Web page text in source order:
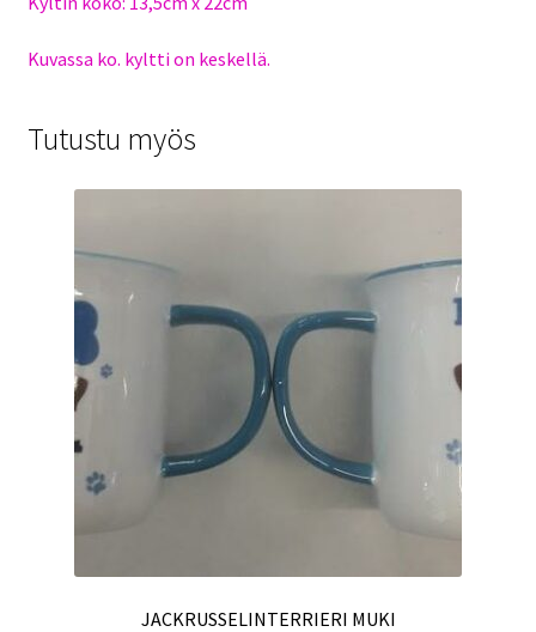
Kuvassa ko. kyltti on keskellä.
Tutustu myös
JACKRUSSELINTERRIERI MUKI